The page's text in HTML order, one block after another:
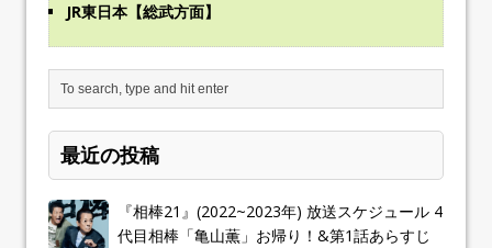
JR東日本【総武方面】
最近の投稿
『相棒21』(2022~2023年) 放送スケジュール 4
代目相棒「亀山薫」お帰り！&第1話あらすじ